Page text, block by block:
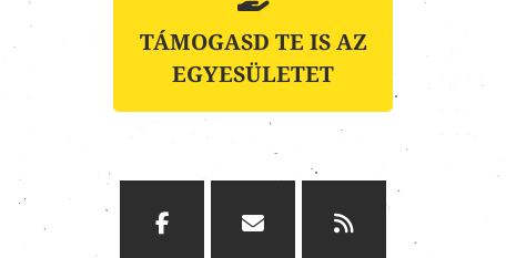
TÁMOGASD TE IS AZ
EGYESÜLETET